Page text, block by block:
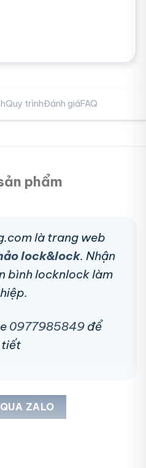
Quy trìnhĐánh giáFAQ
phẩm
là trang web
lock&lock. Nhận
bình locknlock làm
0977985849 để
tiết
ZALO